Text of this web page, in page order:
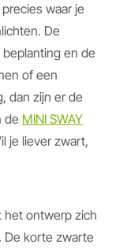
waar je
De
en de
of een
dan zijn er de
de MINI SWAY
je liever zwart,
het ontwerp zich
De korte zwarte